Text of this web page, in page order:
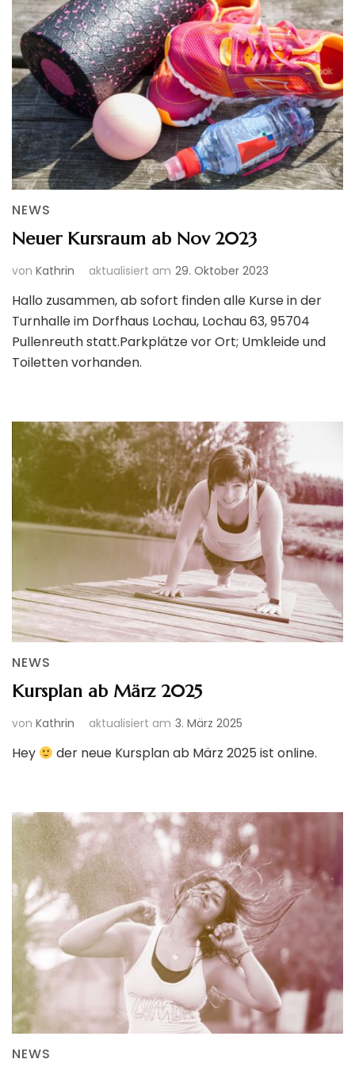
NEWS
Neuer Kursraum ab Nov 2023
von Kathrin aktualisiert am 29. Oktober 2023
Hallo zusammen, ab sofort finden alle Kurse in der
Turnhalle im Dorfhaus Lochau, Lochau 63, 95704
Pullenreuth statt.Parkplätze vor Ort; Umkleide und
Toiletten vorhanden.
NEWS
Kursplan ab März 2025
von Kathrin aktualisiert am 3. März 2025
Hey der neue Kursplan ab März 2025 ist online.
NEWS